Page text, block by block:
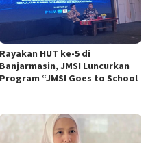
Rayakan HUT ke-5 di
Banjarmasin, JMSI Luncurkan
Program “JMSI Goes to School